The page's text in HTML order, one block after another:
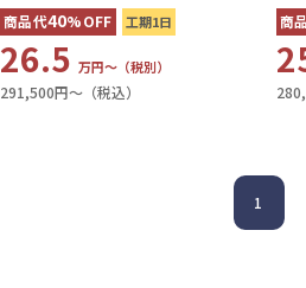
商品代40%OFF 工期1日
26.5 万円〜（税別）
291,500円〜（税込）
商
1